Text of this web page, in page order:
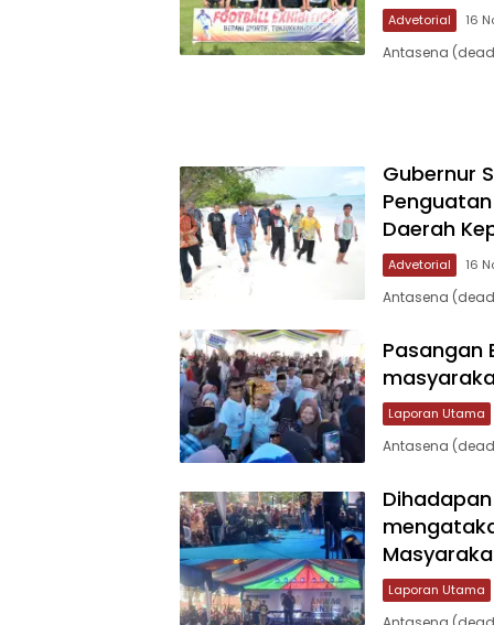
Advetorial 16
Antasena
Gubernur
Daerah
Advetorial 16
Antasena
Pasangan
Laporan Utama
Antasena
Laporan Utama